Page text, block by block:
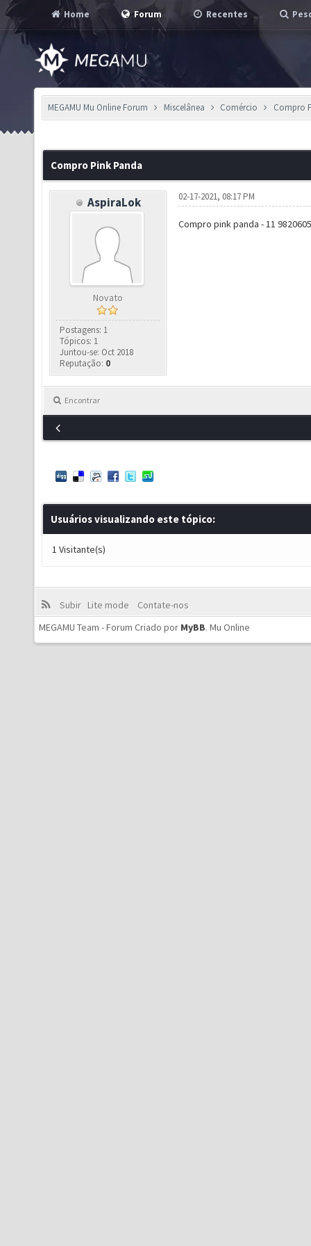
Home Forum Recentes
MEGAMU Mu Online Forum Miscelânea Comércio Compro
Compro Pink Panda
AspiraLok
Novato
Postagens: 1
Tópicos: 1
Juntou-se: Oct 2018
Reputação: 0
02-17-2021, 08:17 PM
Compro pink panda - 11
Encontrar
Usuários visualizando este tópico:
1 Visitante(s)
Subir Lite mode
Contate-nos
MEGAMU Team - Forum Criado por MyBB. Mu Online